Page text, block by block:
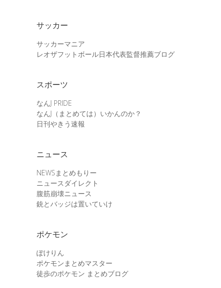
サッカー
サッカーマニア
レオザフットボール日本代表監督推薦ブログ
スポーツ
なんJ PRIDE
なんJ（まとめては）いかんのか？
日刊やきう速報
ニュース
NEWSまとめもりー
ニュースダイレクト
腹筋崩壊ニュース
銃とバッジは置いていけ
ポケモン
ぽけりん
ポケモンまとめマスター
徒歩のポケモン まとめブログ